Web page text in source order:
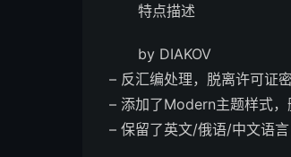
特点描述
by DIAKOV
– 反汇编处理，脱离许可证
– 添加了Modern主题样式
– 保留了英文/俄语/中文语